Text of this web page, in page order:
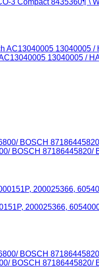
13040005 /
BOSCH 87186445820/
200025366,
BOSCH 87186445820/